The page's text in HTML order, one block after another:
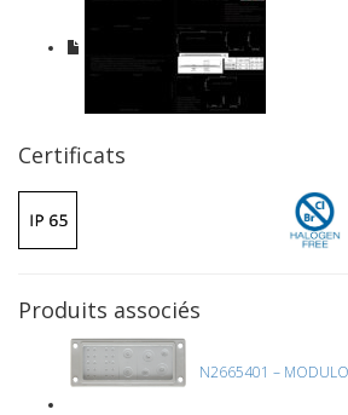
Certificats
Produits associés
N2665401 –